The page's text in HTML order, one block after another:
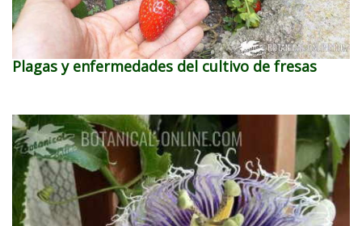
Plagas y enfermedades del cultivo de fresas